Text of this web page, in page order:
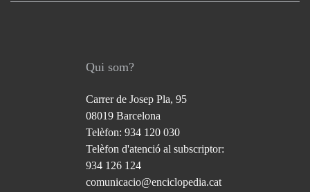
Qui som?
Carrer de Josep Pla, 95
08019 Barcelona
Telèfon: 934 120 030
Telèfon d'atenció al subscriptor:
934 126 124
comunicacio@enciclopedia.cat